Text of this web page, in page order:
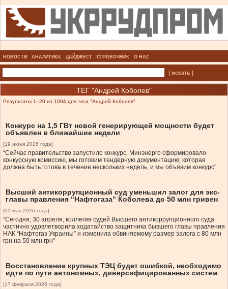
НОВОСТИ АНАЛИТИКА ДАЙДЖЕСТ СПРАВОЧНИК О НАС
| искать |
ТЕГ "Андрей Коболев"
Результаты 1–20 из 1094 для тега "Андрей Коболев".
Конкурс на 1,5 ГВт новой генерирующей мощности будет
объявлен в ближайшие недели
[19 июня 2026 года]
“Сейчас правительство запустило конкурс, Минэнерго сформировало
конкурсную комиссию, мы готовим тендерную документацию, которая
должна быть готова в течение нескольких недель, и мы объявим конкурс”
Высший антикоррупционный суд уменьшил залог для экс-
главы правления “Нафтогаза” Коболева до 50 млн гривен
[01 мая 2026 года]
“Сегодня, 30 апреля, коллегия судей Высшего антикоррупционного суда
частично удовлетворила ходатайство защитника бывшего главы правления
НАК “Нафтогаз Украины” и изменила обвиняемому размер залога с 80 млн
грн на 50 млн грн”
Восстановление крупных ТЭЦ будет ошибкой, необходимо
идти по пути автономных, диверсифицированных систем
[17 февраля 2026 года]